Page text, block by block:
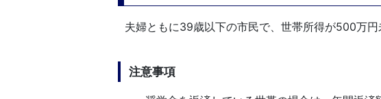
夫婦ともに39歳以下の市民で、世帯所得が500万円
注意事項